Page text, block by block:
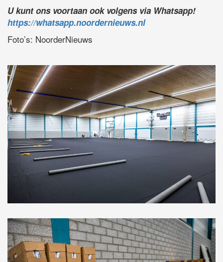
U kunt ons voortaan ook volgens via Whatsapp!
https://whatsapp.noordernieuws.nl
Foto’s: NoorderNieuws